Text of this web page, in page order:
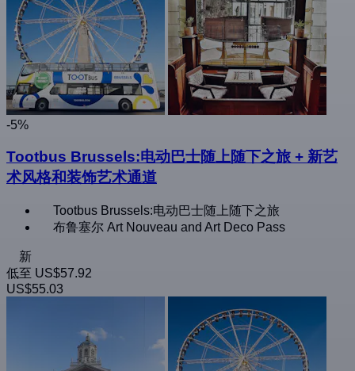
-5%
Tootbus Brussels:电动巴士随上随下之旅 + 新艺
术风格和装饰艺术通道
Tootbus Brussels:电动巴士随上随下之旅
布鲁塞尔 Art Nouveau and Art Deco Pass
新
低至 US$57.92
US$55.03